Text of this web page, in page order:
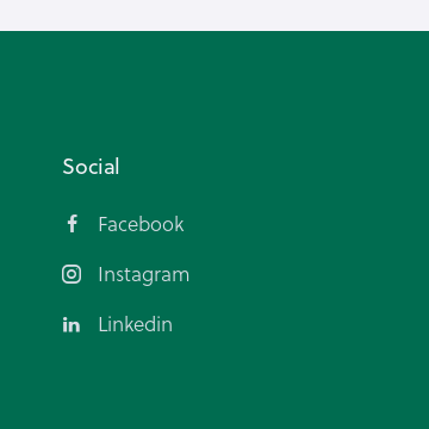
Social
Facebook
Instagram
Linkedin